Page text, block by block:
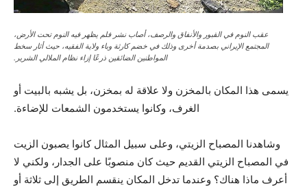
عقب النوم في القبور والأنفاق والرصف، أصاب نشر فلم يظهر فيه النوم تحت الأرض،
المجتمع الإيراني بصدمة أخرى وذلك في خضم كارثة وباء ولاية الفقيه، حيث أثار سخط
المواطنين الضائقين ذرعًا إزاء نظام الملالي الشرير.
يسمى هذا المكان بالمخزن ولا علاقة له بمخزن، بل يشبه بالبيت أو
الغرف، وكانوا يستخدمون الشمعات للإضاءة.
وشاهدنا المصباح الزيتي، وعلى سبيل المثال كانوا يصبون الزيت
في المصباح الزيتي القديم حيث كان منصوبًا على الجدار، ولكني لا
أعرف ماذا هناك؟ وعندما تدخل المكان ينقسم الطريق إلى ثلاثة أو